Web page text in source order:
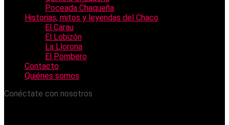
Poceada Chaqueña
Historias, mitos y leyendas del Chaco
El Carau
El Lobizón
La Llorona
El Pombero
Contacto
Quiénes somos
Conéctate con nosotros